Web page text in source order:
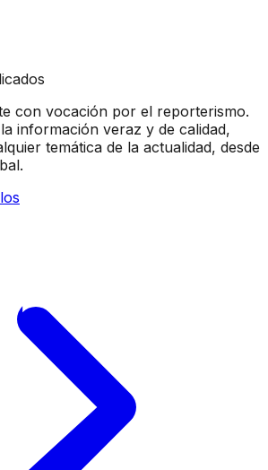
con vocación por el reporterismo.
información veraz y de calidad,
temática de la actualidad, desde